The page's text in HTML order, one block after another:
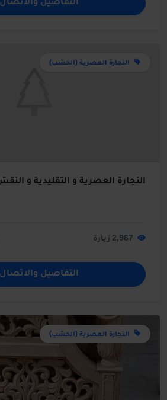
التفاصيل والاتصال
النجارة العصرية (الخشب)
النجارة العصرية و التقليدية و
التفاصيل والاتصال
النجارة العصرية (الخشب)